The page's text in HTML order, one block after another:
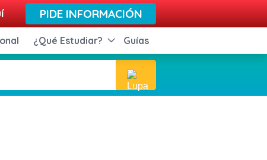
PIDE INFORMACIÓN
¿Qué Estudiar? Guías